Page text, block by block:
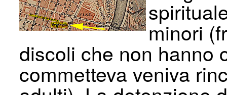
minori
discoli che non hanno
commetteva veniva